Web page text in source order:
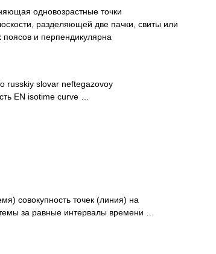
одновозрастные точки
разделяющей две пачки, свиты или
и перпендикулярна
russkiy slovar neftegazovoy
EN isotime curve …
совокупность точек (линия) на
за равные интервалы времени …